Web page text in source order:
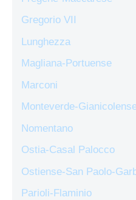
Gregorio VII
Lunghezza
Magliana-Portuense
Marconi
Monteverde-
Nomentano
Ostia-Casal Palocco
Ostiense-San Paolo-
Parioli-Flaminio